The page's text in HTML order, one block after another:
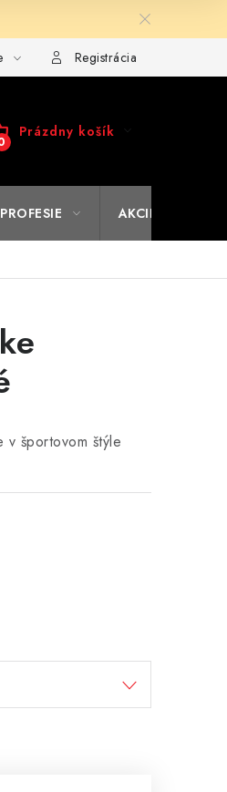
Reklamačný poriadok
Registrácia
Prázdny košík
PROFESIE AKCIE
športovom štýle